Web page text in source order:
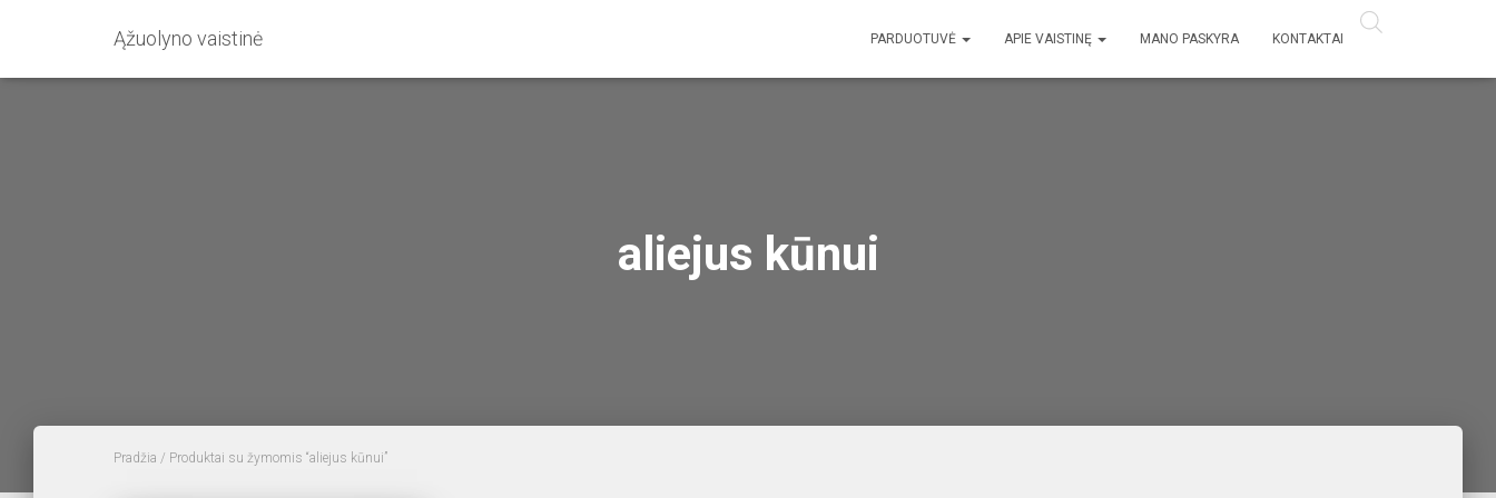
Ąžuolyno vaistinė PARDUOTUVĖ APIE VAISTINĘ MANO PASKYRA KONTAKTAI
aliejus kūnui
Pradžia / Produktai su žymomis “aliejus kūnui”